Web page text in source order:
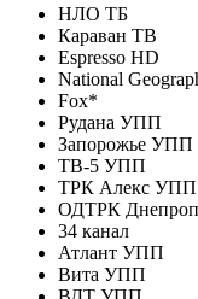
НЛО ТБ
Караван ТВ
Espresso HD
National
Fox*
Рудана УПП
Запорожье УПП
ТВ-5 УПП
ТРК Алекс УПП
ОДТРК
34 канал
Атлант УПП
Вита УПП